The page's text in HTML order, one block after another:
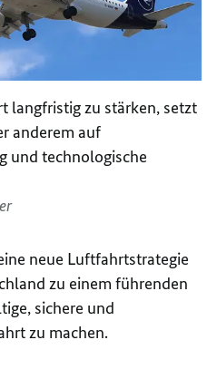
langfristig zu stärken, setzt
anderem auf
und technologische
neue Luftfahrtstrategie
zu einem führenden
sichere und
zu machen.